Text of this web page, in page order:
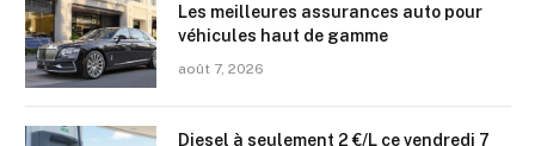
Les meilleures assurances auto pour
véhicules haut de gamme
août 7, 2026
Diesel à seulement 2 €/L ce vendredi 7